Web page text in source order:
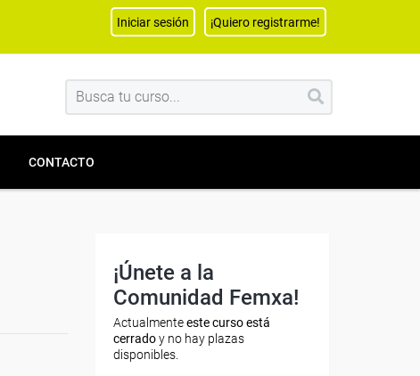
Iniciar sesión ¡Quiero registrarme!
CONTACTO
¡Únete a la
Comunidad Femxa!
Actualmenteeste curso está
cerradoy no hay plazas
disponibles.